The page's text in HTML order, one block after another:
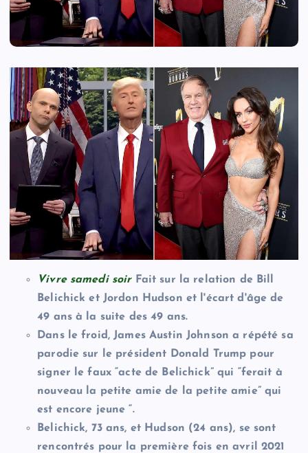
Vivre samedi soirFait sur la relation de Bill
Belichick et Jordon Hudson et l'écart d'âge de
49 ans à la suite des 49 ans.
Dans le froid, James Austin Johnson a répété sa
parodie sur le président Donald Trump pour
signer le faux “acte de Belichick” qui “ferait à
nouveau la petite amie de la petite amie” qui
est encore jeune “.
Belichick, 73 ans, et Hudson (24 ans), se sont
rencontrés pour la première fois en avril 2021